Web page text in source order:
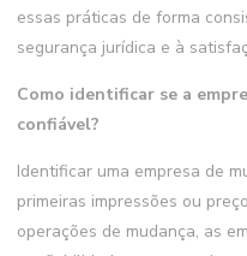
essas práticas de forma
segurança jurídica e à
Como identificar se a
confiável?
Identificar uma empresa de
primeiras impressões ou
operações de mudança, as